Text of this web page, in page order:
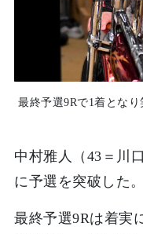
最終予選9Rで1着とな
中村雅人（43＝川
に予選を突破した。
最終予選9Rは着実